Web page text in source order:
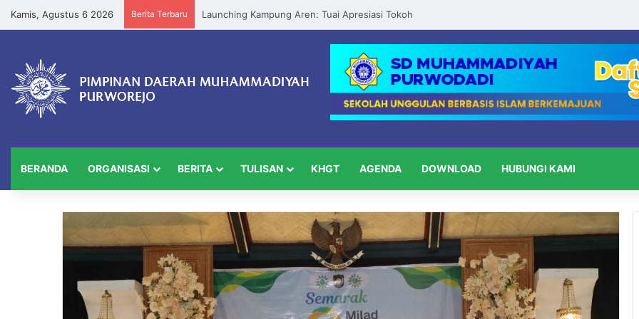
Kamis, Agustus 6 2026 Berita Terbaru
BERANDA ORGANISASI BERITA TULISAN KHGT AGENDA DOWNLOAD HUBUNGI KAMI